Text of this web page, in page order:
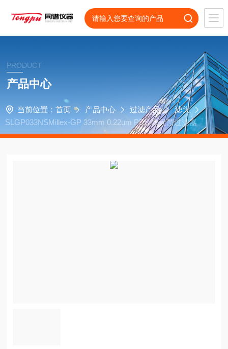
PRODUCT
产品中心
当前位置： 首页 产品中心 过滤产品
滤头
SLGP033NSMillex-GP 33mm 0.22um PES 非无菌过滤器